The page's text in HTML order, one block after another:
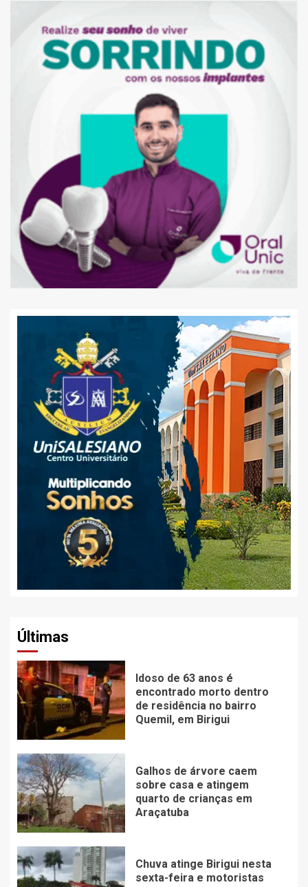
Últimas
Idoso de 63 anos é
encontrado morto dentro
de residência no bairro
Quemil, em Birigui
Galhos de árvore caem
sobre casa e atingem
quarto de crianças em
Araçatuba
Chuva atinge Birigui nesta
sexta-feira e motoristas